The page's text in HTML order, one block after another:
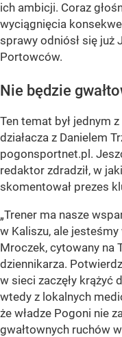
ich ambicji. Coraz
wyciągnięcia
sprawy odniósł się już
Portowców.
Nie będzie
Ten temat był jednym
działacza z Danielem
pogonsportnet.pl.
redaktor zdradził, w
skomentował prezes
„Trener ma nasze
w Kaliszu, ale
Mroczek, cytowany na
dziennikarza.
w sieci zaczęły krążyć
wtedy z lokalnych
że władze Pogoni nie
gwałtownych ruchów